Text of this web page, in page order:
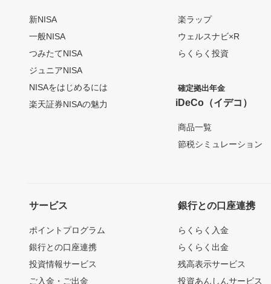
新NISA
一般NISA
つみたてNISA
ジュニアNISA
NISAをはじめるには
楽天証券NISAの魅力
楽ラップ
ウェルスナビ×R
らくらく投資
確定拠出年金
iDeCo（イデコ）
商品一覧
節税シミュレーション
サービス
ポイントプログラム
銀行との口座連携
投資情報サービス
ご入金・ご出金
銀行との口座連携
らくらく入金
らくらく出金
残高表示サービス
投資あんしんサービス